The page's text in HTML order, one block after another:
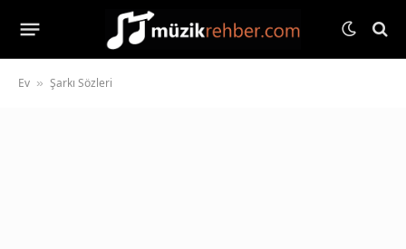
Ev » Şarkı Sözleri